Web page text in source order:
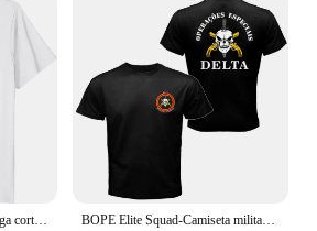
BOPE Elite Squad-Camiseta militar de la unidad de fuerzas especiales de Brasil para hombre, camisa de Stranger para hombre, camisetas cómodas informales de manga corta de verano